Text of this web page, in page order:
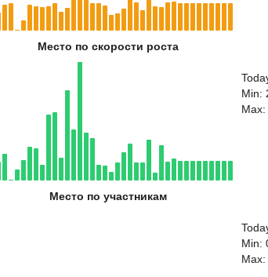
Место по скорости роста
Min:
Место по участникам
Min:
Max: